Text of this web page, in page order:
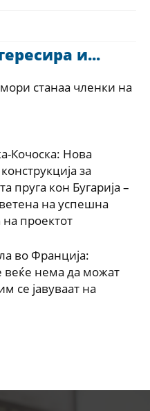
и...
станаа членки на
Кочоска: Нова
за
пруга кон Бугарија –
на успешна
на проектот
во Франција:
нема да можат
се јавуваат на